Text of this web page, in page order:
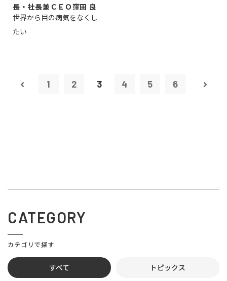
長・社長兼ＣＥＯ窪田 良
世界から目の病気をなくし
たい
1 2 3 4 5 6
CATEGORY
カテゴリで探す
すべて トピックス